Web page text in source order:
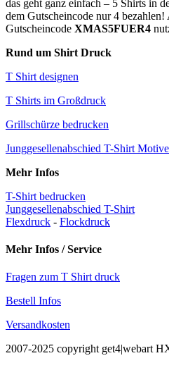
das geht ganz einfach – 5 Shirts in
dem Gutscheincode nur 4
Gutscheincode XMAS5FUER4
Rund um Shirt Druck
T Shirt designen
T Shirts im Großdruck
Grillschürze bedrucken
Junggesellenabschied T-Shirt Motive
Mehr Infos
T-Shirt bedrucken
Junggesellenabschied T-Shirt
Flexdruck - Flockdruck
Mehr Infos / Service
Fragen zum T Shirt druck
Bestell Infos
Versandkosten
2007-2025 copyright get4|webart